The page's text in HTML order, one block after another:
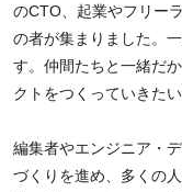
のCTO、起業やフリー
の者が集まりました。
す。仲間たちと一緒だ
クトをつくっていきた
編集者やエンジニア・
づくりを進め、多くの